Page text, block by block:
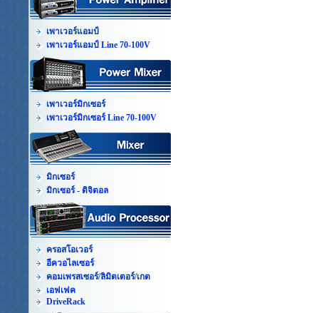
เพาเวอร์แอมป์
เพาเวอร์แอมป์ Line 70-100V
เพาเวอร์มิกเซอร์
เพาเวอร์มิกเซอร์ Line 70-100V
มิกเซอร์
มิกเซอร์ - ดิจิตอล
ครอสโอเวอร์
อีควอไลเซอร์
คอมเพรสเซอร์/ลิมิตเตอร์/เกต
เอฟเฟค
DriveRack